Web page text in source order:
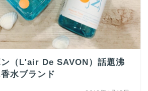
（L'air De SAVON）話題沸
水ブランド